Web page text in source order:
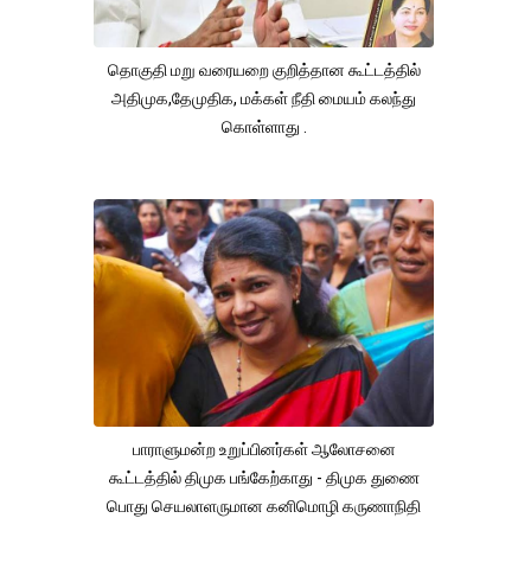
தொகுதி மறு வரையறை குறித்தான கூட்டத்தில்
அதிமுக,தேமுதிக, மக்கள் நீதி மையம் கலந்து
கொள்ளாது .
பாராளுமன்ற உறுப்பினர்கள் ஆலோசனை
கூட்டத்தில் திமுக பங்கேற்காது - திமுக துணை
பொது செயலாளருமான கனிமொழி கருணாநிதி